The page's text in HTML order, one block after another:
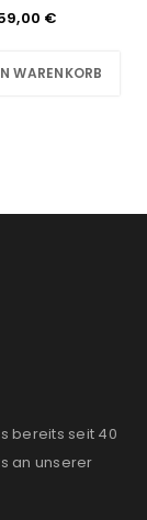
€
WARENKORB
bereits seit 40
an unserer